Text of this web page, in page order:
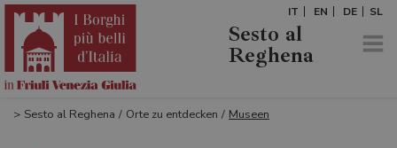
IT EN DE SL
Sesto al
Reghena
> Sesto al Reghena / Orte zu entdecken / Museen